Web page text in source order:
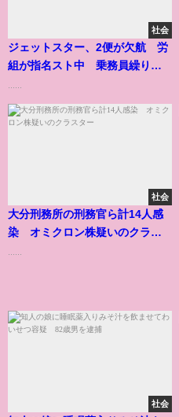
社会
ジェットスター、2便が欠航 労
組が指名スト中 乗務員繰りに
社会
大分刑務所の刑務官ら計14人感
染 オミクロン株疑いのクラス
社会